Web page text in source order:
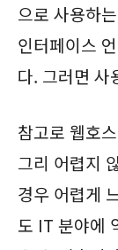
으로 사용하
인터페이스
다. 그러면 사
참고로 웹호
그리 어렵지
경우 어렵게
도 IT 분야에